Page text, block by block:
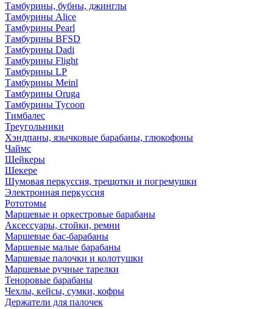
Тамбурины, бубны, джинглы
Тамбурины Alice
Тамбурины Pearl
Тамбурины BFSD
Тамбурины Dadi
Тамбурины Flight
Тамбурины LP
Тамбурины Meinl
Тамбурины Oruga
Тамбурины Tycoon
Тимбалес
Треугольники
Хэндпаны, язычковые барабаны, глюкофоны
Чаймс
Шейкеры
Шекере
Шумовая перкуссия, трещотки и погремушки
Электронная перкуссия
Рототомы
Маршевые и оркестровые барабаны
Аксессуары, стойки, ремни
Маршевые бас-барабаны
Маршевые малые барабаны
Маршевые палочки и колотушки
Маршевые ручные тарелки
Теноровые барабаны
Чехлы, кейсы, сумки, кофры
Держатели для палочек